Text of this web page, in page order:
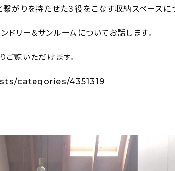
繋がりを持たせた３役をこなす収納スペースに
リー&サンルームについてお話します。
覧いただけます。
categories/4351319